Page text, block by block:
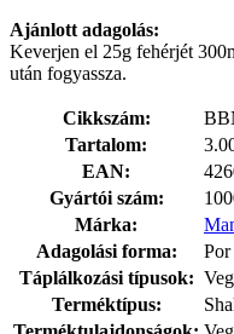
Ajánlott adagolás:
Keverjen el 25g fehérjét
után fogyassza.
Cikkszám:
Tartalom:
EAN:
Gyártói szám:
Márka:
Adagolási forma:
Por
Táplálkozási típusok:
Terméktípus: